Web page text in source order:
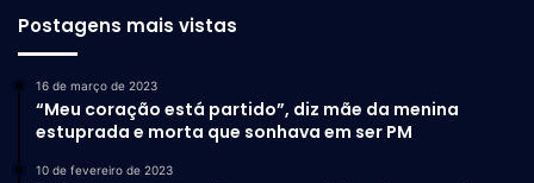
Postagens mais vistas
16 de março de 2023
“Meu coração está partido”, diz mãe da menina
estuprada e morta que sonhava em ser PM
10 de fevereiro de 2023